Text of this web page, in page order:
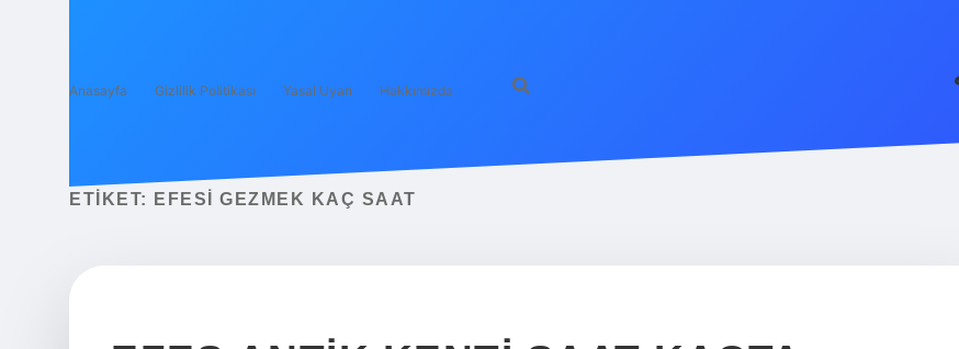
Anasayfa Gizlilik Politikası Yasal Uyarı Hakkımızda
ETIKET: EFESI GEZMEK KAÇ SAAT